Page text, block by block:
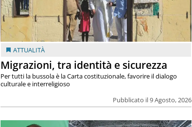
ATTUALITÀ
Migrazioni, tra identità e sicurezza
Pubblicato il 9 Agosto, 2026
Per tutti la bussola è la Carta costituzionale, favorire il dialogo
culturale e interreligioso